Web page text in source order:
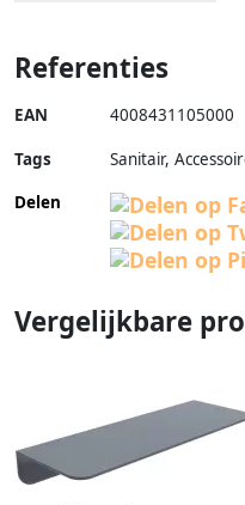
Referenties
EAN 4008431105000
Tags
Sanitair,
Delen
Vergelijkbare